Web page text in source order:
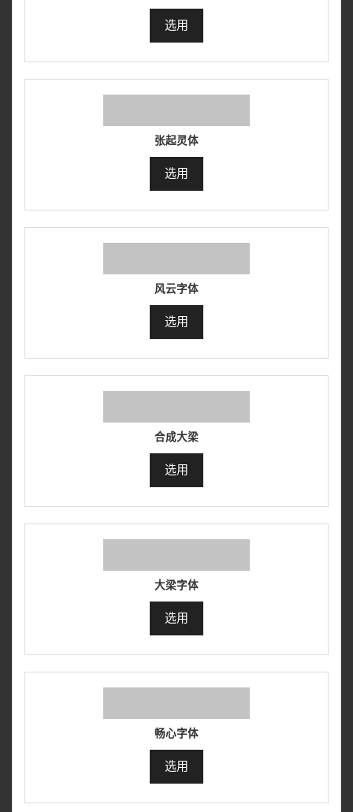
选用
张起灵体
选用
风云字体
选用
合成大梁
选用
大梁字体
选用
畅心字体
选用